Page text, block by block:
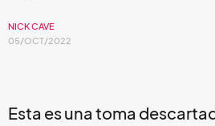
NICK CAVE
05/OCT/2022
Esta es una toma